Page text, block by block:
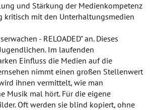
und Stärkung der Medienkompetenz
kritisch mit den Unterhaltungsmedien
- RELOADED" an. Dieses
Im laufenden
Einfluss die Medien auf die
nimmt einen großen Stellenwert
ihnen vermittelt, wie man
Musik mal hört. Für die eigene
Oft werden sie blind kopiert, ohne